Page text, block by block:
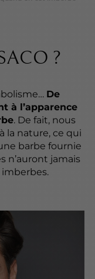
?
De
à l’apparence
. De fait, nous
la nature, ce qui
barbe fournie
n’auront jamais
imberbes.